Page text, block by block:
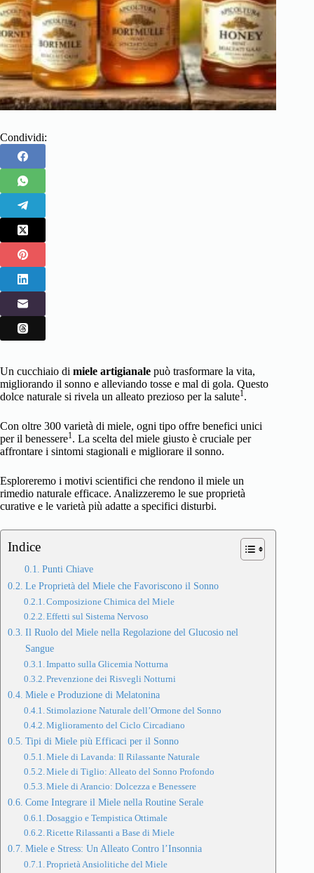
Condividi:
Un cucchiaio di miele artigianale può trasformare la vita,
migliorando il sonno e alleviando tosse e mal di gola. Questo
dolce naturale si rivela un alleato prezioso per la salute1.
Con oltre 300 varietà di miele, ogni tipo offre benefici unici
per il benessere1. La scelta del miele giusto è cruciale per
affrontare i sintomi stagionali e migliorare il sonno.
Esploreremo i motivi scientifici che rendono il miele un
rimedio naturale efficace. Analizzeremo le sue proprietà
curative e le varietà più adatte a specifici disturbi.
Indice
Punti Chiave
Le Proprietà del Miele che Favoriscono il Sonno
Composizione Chimica del Miele
Effetti sul Sistema Nervoso
Il Ruolo del Miele nella Regolazione del Glucosio nel
Sangue
Impatto sulla Glicemia Notturna
Prevenzione dei Risvegli Notturni
Miele e Produzione di Melatonina
Stimolazione Naturale dell’Ormone del Sonno
Miglioramento del Ciclo Circadiano
Tipi di Miele più Efficaci per il Sonno
Miele di Lavanda: Il Rilassante Naturale
Miele di Tiglio: Alleato del Sonno Profondo
Miele di Arancio: Dolcezza e Benessere
Come Integrare il Miele nella Routine Serale
Dosaggio e Tempistica Ottimale
Ricette Rilassanti a Base di Miele
Miele e Stress: Un Alleato Contro l’Insonnia
Proprietà Ansiolitiche del Miele